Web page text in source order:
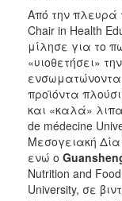
Από την πλευρά
Chair in Health
μίλησε για το
«υιοθετήσει»
προϊόντα
και «καλά»
de médecine
Μεσογειακή
ενώ ο
Nutrition and
University, σε